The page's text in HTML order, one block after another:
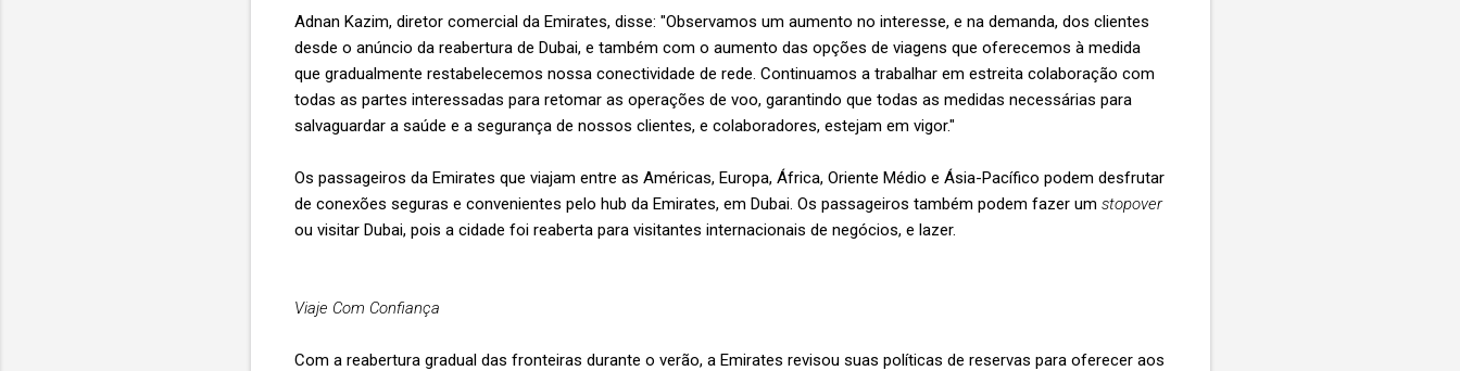
Adnan Kazim, diretor comercial da Emirates, disse: "Observamos um aumento no interesse, e na demanda, dos clientes
desde o anúncio da reabertura de Dubai, e também com o aumento das opções de viagens que oferecemos à medida
que gradualmente restabelecemos nossa conectividade de rede. Continuamos a trabalhar em estreita colaboração com
todas as partes interessadas para retomar as operações de voo, garantindo que todas as medidas necessárias para
salvaguardar a saúde e a segurança de nossos clientes, e colaboradores, estejam em vigor."
Os passageiros da Emirates que viajam entre as Américas, Europa, África, Oriente Médio e Ásia-Pacífico podem desfrutar
de conexões seguras e convenientes pelo hub da Emirates, em Dubai. Os passageiros também podem fazer um stopover
ou visitar Dubai, pois a cidade foi reaberta para visitantes internacionais de negócios, e lazer.
Viaje Com Confiança
Com a reabertura gradual das fronteiras durante o verão, a Emirates revisou suas políticas de reservas para oferecer aos